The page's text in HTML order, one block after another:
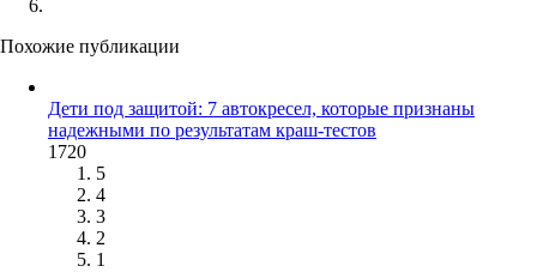
Похожие публикации
Дети под защитой: 7 автокресел, которые признаны
надежными по результатам краш-тестов
1720
5
4
3
2
1